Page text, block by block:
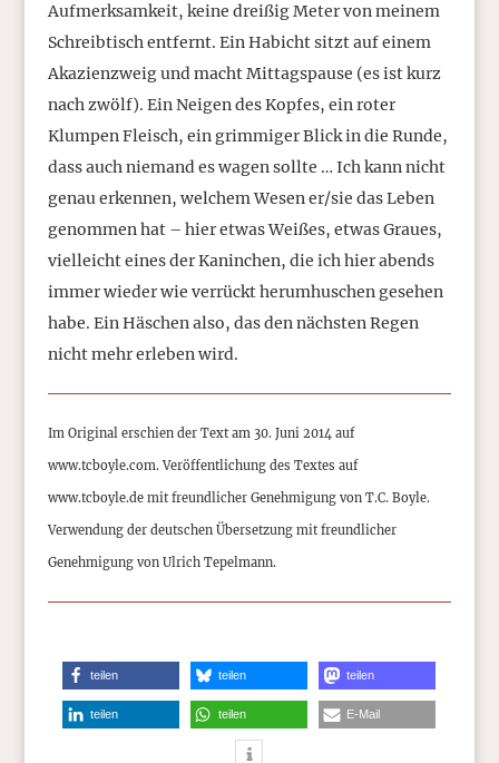
Aufmerksamkeit, keine dreißig Meter von meinem
Schreibtisch entfernt. Ein Habicht sitzt auf einem
Akazienzweig und macht Mittagspause (es ist kurz
nach zwölf). Ein Neigen des Kopfes, ein roter
Klumpen Fleisch, ein grimmiger Blick in die Runde,
dass auch niemand es wagen sollte … Ich kann nicht
genau erkennen, welchem Wesen er/sie das Leben
genommen hat – hier etwas Weißes, etwas Graues,
vielleicht eines der Kaninchen, die ich hier abends
immer wieder wie verrückt herumhuschen gesehen
habe. Ein Häschen also, das den nächsten Regen
nicht mehr erleben wird.
Im Original erschien der Text am 30. Juni 2014 auf
www.tcboyle.com. Veröffentlichung des Textes auf
www.tcboyle.de mit freundlicher Genehmigung von T.C. Boyle.
Verwendung der deutschen Übersetzung mit freundlicher
Genehmigung von Ulrich Tepelmann.
teilen teilen teilen
teilen teilen E-Mail